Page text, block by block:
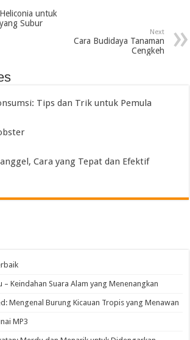
untuk
Subur
Next
Cara Budidaya Tanaman
Cengkeh
Tips dan Trik untuk Pemula
Cara yang Tepat dan Efektif
– Keindahan Suara Alam yang Menenangkan
Mengenal Burung Kicauan Tropis yang Menawan
MP3